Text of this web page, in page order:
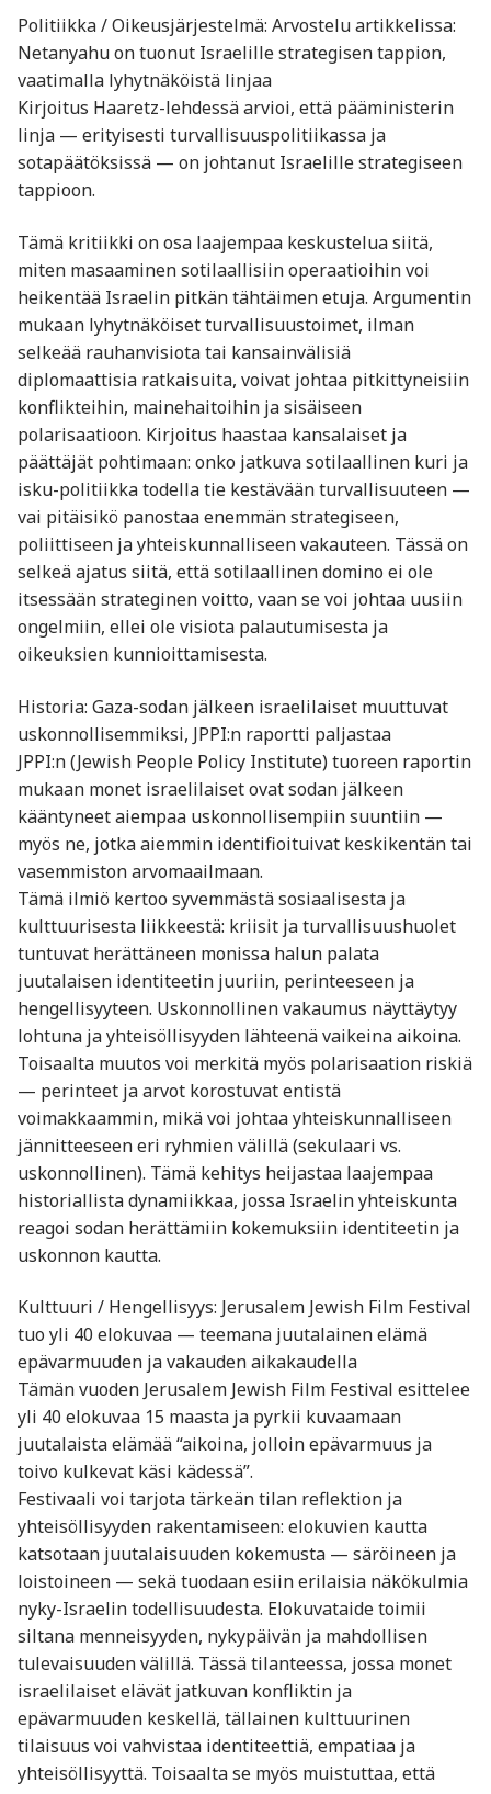
Politiikka / Oikeusjärjestelmä: Arvostelu artikkelissa:
Netanyahu on tuonut Israelille strategisen tappion,
vaatimalla lyhytnäköistä linjaa
Kirjoitus Haaretz-lehdessä arvioi, että pääministerin
linja — erityisesti turvallisuuspolitiikassa ja
sotapäätöksissä — on johtanut Israelille strategiseen
tappioon.
Tämä kritiikki on osa laajempaa keskustelua siitä,
miten masaaminen sotilaallisiin operaatioihin voi
heikentää Israelin pitkän tähtäimen etuja. Argumentin
mukaan lyhytnäköiset turvallisuustoimet, ilman
selkeää rauhanvisiota tai kansainvälisiä
diplomaattisia ratkaisuita, voivat johtaa pitkittyneisiin
konflikteihin, mainehaitoihin ja sisäiseen
polarisaatioon. Kirjoitus haastaa kansalaiset ja
päättäjät pohtimaan: onko jatkuva sotilaallinen kuri ja
isku-politiikka todella tie kestävään turvallisuuteen —
vai pitäisikö panostaa enemmän strategiseen,
poliittiseen ja yhteiskunnalliseen vakauteen. Tässä on
selkeä ajatus siitä, että sotilaallinen domino ei ole
itsessään strateginen voitto, vaan se voi johtaa uusiin
ongelmiin, ellei ole visiota palautumisesta ja
oikeuksien kunnioittamisesta.
Historia: Gaza-sodan jälkeen israelilaiset muuttuvat
uskonnollisemmiksi, JPPI:n raportti paljastaa
JPPI:n (Jewish People Policy Institute) tuoreen raportin
mukaan monet israelilaiset ovat sodan jälkeen
kääntyneet aiempaa uskonnollisempiin suuntiin —
myös ne, jotka aiemmin identifioituivat keskikentän tai
vasemmiston arvomaailmaan.
Tämä ilmiö kertoo syvemmästä sosiaalisesta ja
kulttuurisesta liikkeestä: kriisit ja turvallisuushuolet
tuntuvat herättäneen monissa halun palata
juutalaisen identiteetin juuriin, perinteeseen ja
hengellisyyteen. Uskonnollinen vakaumus näyttäytyy
lohtuna ja yhteisöllisyyden lähteenä vaikeina aikoina.
Toisaalta muutos voi merkitä myös polarisaation riskiä
— perinteet ja arvot korostuvat entistä
voimakkaammin, mikä voi johtaa yhteiskunnalliseen
jännitteeseen eri ryhmien välillä (sekulaari vs.
uskonnollinen). Tämä kehitys heijastaa laajempaa
historiallista dynamiikkaa, jossa Israelin yhteiskunta
reagoi sodan herättämiin kokemuksiin identiteetin ja
uskonnon kautta.
Kulttuuri / Hengellisyys: Jerusalem Jewish Film Festival
tuo yli 40 elokuvaa — teemana juutalainen elämä
epävarmuuden ja vakauden aikakaudella
Tämän vuoden Jerusalem Jewish Film Festival esittelee
yli 40 elokuvaa 15 maasta ja pyrkii kuvaamaan
juutalaista elämää “aikoina, jolloin epävarmuus ja
toivo kulkevat käsi kädessä”.
Festivaali voi tarjota tärkeän tilan reflektion ja
yhteisöllisyyden rakentamiseen: elokuvien kautta
katsotaan juutalaisuuden kokemusta — säröineen ja
loistoineen — sekä tuodaan esiin erilaisia näkökulmia
nyky-Israelin todellisuudesta. Elokuvataide toimii
siltana menneisyyden, nykypäivän ja mahdollisen
tulevaisuuden välillä. Tässä tilanteessa, jossa monet
israelilaiset elävät jatkuvan konfliktin ja
epävarmuuden keskellä, tällainen kulttuurinen
tilaisuus voi vahvistaa identiteettiä, empatiaa ja
yhteisöllisyyttä. Toisaalta se myös muistuttaa, että